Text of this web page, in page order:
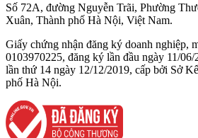
Số 72A, đường Nguyễn Trãi, Phường
Xuân, Thành phố Hà Nội, Việt Nam.
Giấy chứng nhận đăng ký doanh nghiệp,
0103970225, đăng ký lần đầu ngày 11/
lần thứ 14 ngày 12/12/2019, cấp bởi Sở
phố Hà Nội.